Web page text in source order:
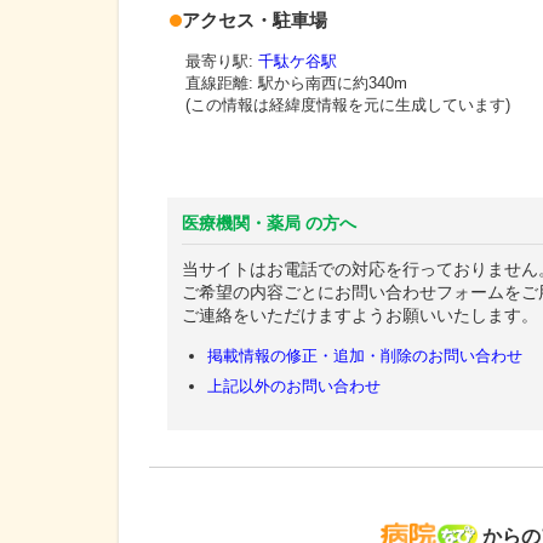
アクセス・駐車場
最寄り駅: 千駄ケ谷駅
直線距離: 駅から南西に約340m
(この情報は経緯度情報を元に生成しています)
医療機関・薬局 の方へ
当サイトはお電話での対応を行っておりません
ご希望の内容ごとにお問い合わせフォームを
ご連絡をいただけますようお願いいたします。
掲載情報の修正・追加・削除のお問い合わせ
上記以外のお問い合わせ
病院な
から